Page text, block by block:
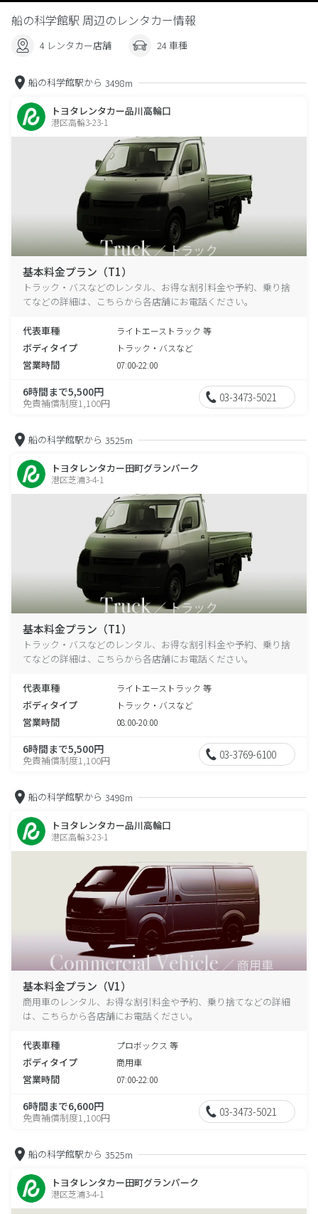
船の科学館駅 周辺のレンタカー情報
4 レンタカー店舗 24 車種
船の科学館駅から 3498m
トヨタレンタカー品川高輪口
港区高輪3-23-1
基本料金プラン（T1）
トラック・バスなどのレンタル、お得な割引料金や予約、乗り捨
てなどの詳細は、こちらから各店舗にお電話ください。
代表車種 ライトエーストラック 等
ボディタイプ トラック・バスなど
営業時間 07:00-22:00
6時間まで5,500円
免責補償制度1,100円 03-3473-5021
船の科学館駅から 3525m
トヨタレンタカー田町グランパーク
港区芝浦3-4-1
基本料金プラン（T1）
トラック・バスなどのレンタル、お得な割引料金や予約、乗り捨
てなどの詳細は、こちらから各店舗にお電話ください。
代表車種 ライトエーストラック 等
ボディタイプ トラック・バスなど
営業時間 08:00-20:00
6時間まで5,500円
免責補償制度1,100円 03-3769-6100
船の科学館駅から 3498m
トヨタレンタカー品川高輪口
港区高輪3-23-1
基本料金プラン（V1）
商用車のレンタル、お得な割引料金や予約、乗り捨てなどの詳細
は、こちらから各店舗にお電話ください。
代表車種 プロボックス 等
ボディタイプ 商用車
営業時間 07:00-22:00
6時間まで6,600円
免責補償制度1,100円 03-3473-5021
船の科学館駅から 3525m
トヨタレンタカー田町グランパーク
港区芝浦3-4-1